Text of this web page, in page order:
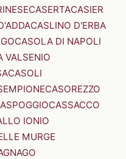
CASERTACASIER
CASLINO D'ERBA
CASOLA DI NAPOLI
VALSENIO
CASOLI
CASOREZZO
CASSACCO
IONIO
MURGE